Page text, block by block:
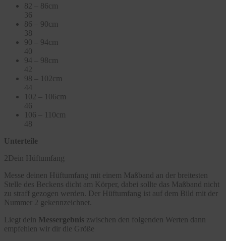
82 – 86cm
36
86 – 90cm
38
90 – 94cm
40
94 – 98cm
42
98 – 102cm
44
102 – 106cm
46
106 – 110cm
48
Unterteile
2Dein Hüftumfang
Messe deinen Hüftumfang mit einem Maßband an der breitesten
Stelle des Beckens dicht am Körper, dabei sollte das Maßband nicht
zu straff gezogen werden. Der Hüftumfang ist auf dem Bild mit der
Nummer 2 gekennzeichnet.
Liegt dein Messergebnis zwischen den folgenden Werten dann
empfehlen wir dir die Größe